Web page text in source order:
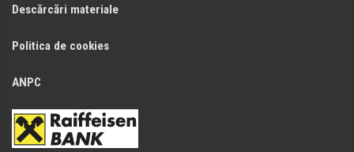
Descărcări materiale
Politica de cookies
ANPC